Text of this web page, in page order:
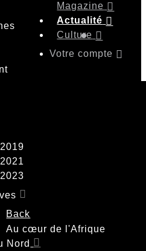
Magazine
Actualité
Back
Au cœur de l'Afrique
Nord
Culture
Votre compte